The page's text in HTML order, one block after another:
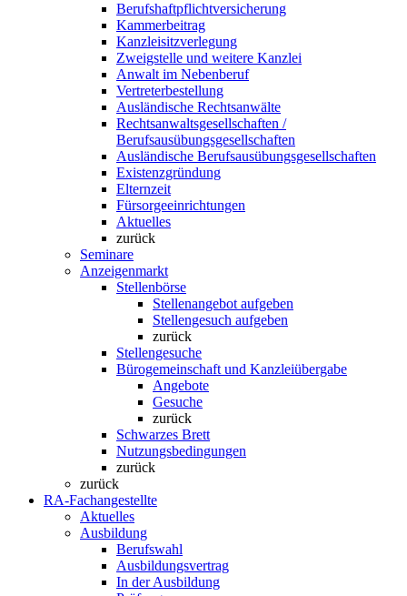
Berufshaftpflichtversicherung
Kammerbeitrag
Kanzleisitzverlegung
Zweigstelle und weitere Kanzlei
Anwalt im Nebenberuf
Vertreterbestellung
Ausländische Rechtsanwälte
Rechtsanwaltsgesellschaften /
Berufsausübungsgesellschaften
Ausländische Berufsausübungsgesellschaften
Existenzgründung
Elternzeit
Fürsorgeeinrichtungen
Aktuelles
zurück
Seminare
Anzeigenmarkt
Stellenbörse
Stellenangebot aufgeben
Stellengesuch aufgeben
zurück
Stellengesuche
Bürogemeinschaft und Kanzleiübergabe
Angebote
Gesuche
zurück
Schwarzes Brett
Nutzungsbedingungen
zurück
zurück
RA-Fachangestellte
Aktuelles
Ausbildung
Berufswahl
Ausbildungsvertrag
In der Ausbildung